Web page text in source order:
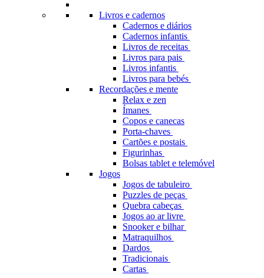
Livros e cadernos
Cadernos e diários
Cadernos infantis
Livros de receitas
Livros para pais
Livros infantis
Livros para bebés
Recordações e mente
Relax e zen
Ímanes
Copos e canecas
Porta-chaves
Cartões e postais
Figurinhas
Bolsas tablet e telemóvel
Jogos
Jogos de tabuleiro
Puzzles de peças
Quebra cabeças
Jogos ao ar livre
Snooker e bilhar
Matraquilhos
Dardos
Tradicionais
Cartas